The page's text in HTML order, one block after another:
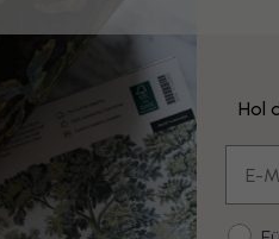
Hol